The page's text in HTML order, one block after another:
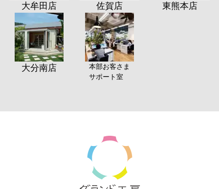
大牟田店 佐賀店 東熊本店
大分南店
本部お客さま
サポート室